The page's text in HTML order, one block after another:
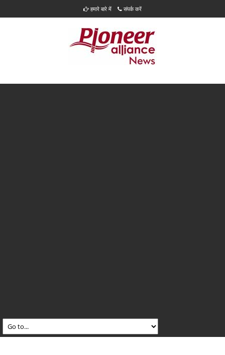
हमारे बारे में संपर्क करें